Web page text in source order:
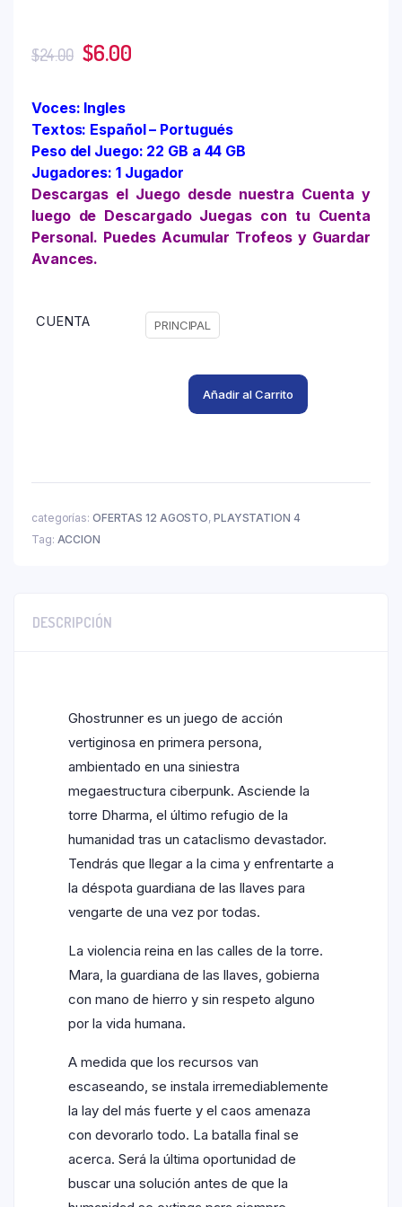
$24.00 $6.00
Voces: Ingles
Textos: Español – Portugués
Peso del Juego: 22 GB a 44 GB
Jugadores: 1 Jugador
Descargas el Juego desde nuestra Cuenta y
luego de Descargado Juegas con tu Cuenta
Personal. Puedes Acumular Trofeos y Guardar
Avances.
CUENTA PRINCIPAL
Añadir al Carrito
categorías: OFERTAS 12 AGOSTO, PLAYSTATION 4
Tag: ACCION
DESCRIPCIÓN
Ghostrunner es un juego de acción
vertiginosa en primera persona,
ambientado en una siniestra
megaestructura ciberpunk. Asciende la
torre Dharma, el último refugio de la
humanidad tras un cataclismo devastador.
Tendrás que llegar a la cima y enfrentarte a
la déspota guardiana de las llaves para
vengarte de una vez por todas.
La violencia reina en las calles de la torre.
Mara, la guardiana de las llaves, gobierna
con mano de hierro y sin respeto alguno
por la vida humana.
A medida que los recursos van
escaseando, se instala irremediablemente
la lay del más fuerte y el caos amenaza
con devorarlo todo. La batalla final se
acerca. Será la última oportunidad de
buscar una solución antes de que la